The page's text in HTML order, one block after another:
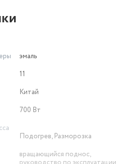
эмаль
11
Китай
700 Вт
Подогрев, Разморозка
вращающийся поднос,